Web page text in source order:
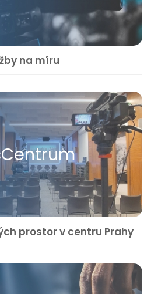
na míru
prostor v centru Prahy